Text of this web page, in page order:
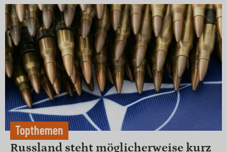
Topthemen
Russland steht möglicherweise kurz